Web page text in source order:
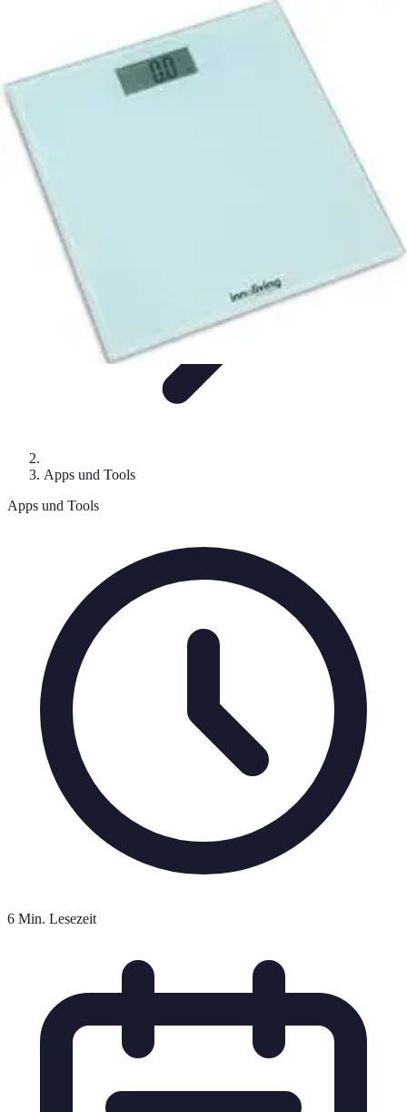
Technologie in der FreizeitApps und
Freizeit-Apps
Telekom und Freizeit
Apps und Tools
Apps und Tools
6 Min. Lesezeit